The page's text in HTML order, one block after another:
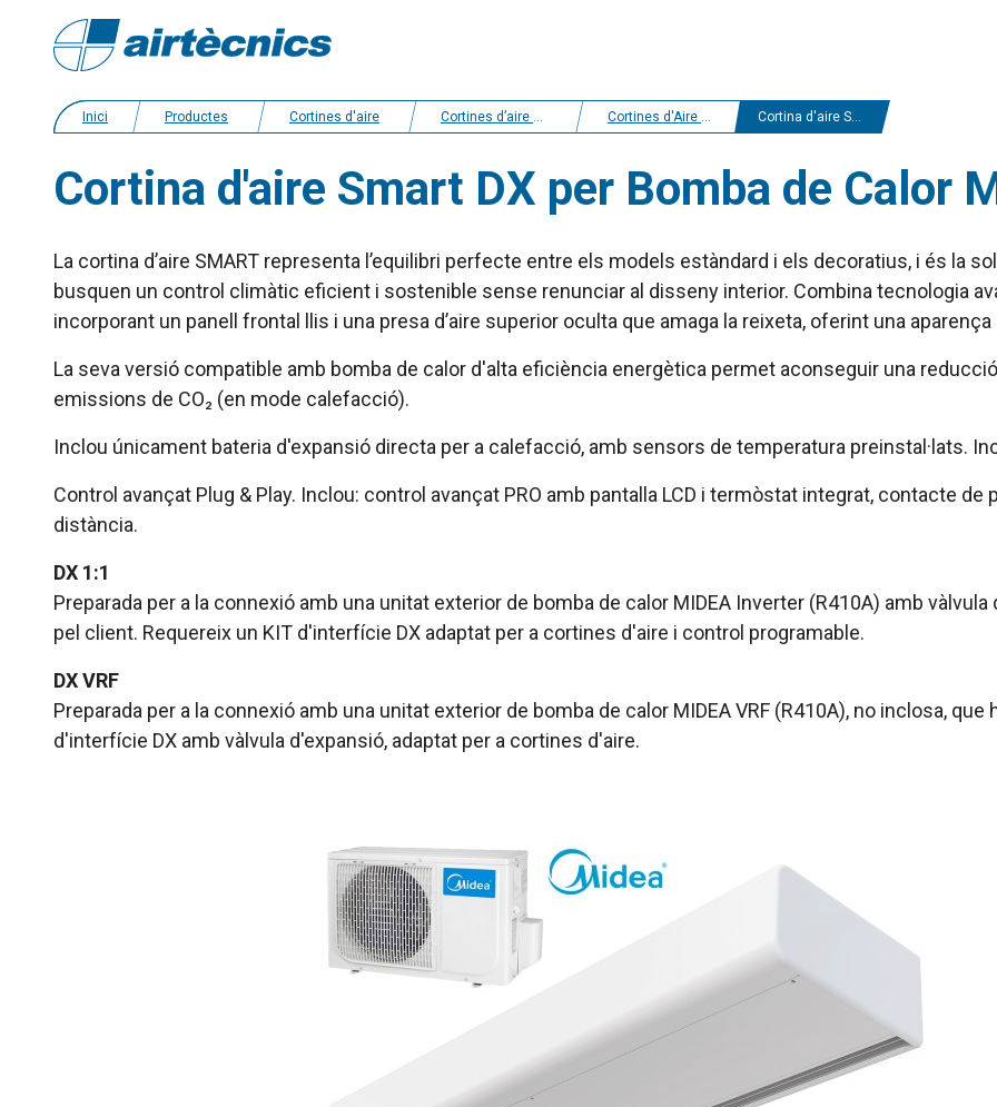
Inici Productes Cortines d'aire Cortines d’aire amb bomba de calor i estalvi energètic Cortines d'Aire Bomba de Calor Midea Cortina d'aire Smart DX per Bomba de Calor MIDEA
Cortina d'aire Smart DX per Bomba de Calor
La cortina d’aire SMART representa l’equilibri perfecte entre els models estàndard i els decoratius, i és la
busquen un control climàtic eficient i sostenible sense renunciar al disseny interior. Combina tecnologia
incorporant un panell frontal llis i una presa d’aire superior oculta que amaga la reixeta, oferint una
La seva versió compatible amb bomba de calor d'alta eficiència energètica permet aconseguir una
emissions de CO₂ (en mode calefacció).
Inclou únicament bateria d'expansió directa per a calefacció, amb sensors de temperatura preinstal·lats.
Control avançat Plug & Play. Inclou: control avançat PRO amb pantalla LCD i termòstat integrat, contacte
distància.
DX 1:1
Preparada per a la connexió amb una unitat exterior de bomba de calor MIDEA Inverter (R410A) amb
pel client. Requereix un KIT d'interfície DX adaptat per a cortines d'aire i control programable.
DX VRF
Preparada per a la connexió amb una unitat exterior de bomba de calor MIDEA VRF (R410A), no inclosa,
d'interfície DX amb vàlvula d'expansió, adaptat per a cortines d'aire.